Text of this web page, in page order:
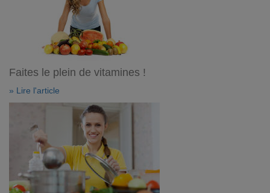
Faites le plein de vitamines !
» Lire l'article